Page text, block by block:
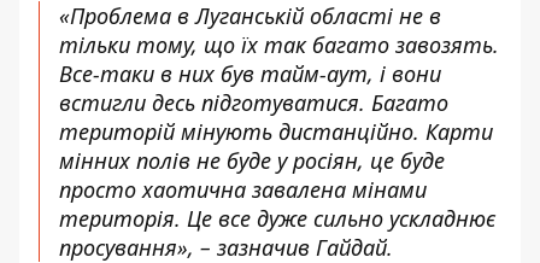
«Проблема в Луганській області не в
тільки тому, що їх так багато завозять.
Все-таки в них був тайм-аут, і вони
встигли десь підготуватися. Багато
територій мінують дистанційно. Карти
мінних полів не буде у росіян, це буде
просто хаотична завалена мінами
територія. Це все дуже сильно ускладнює
просування», – зазначив Гайдай.